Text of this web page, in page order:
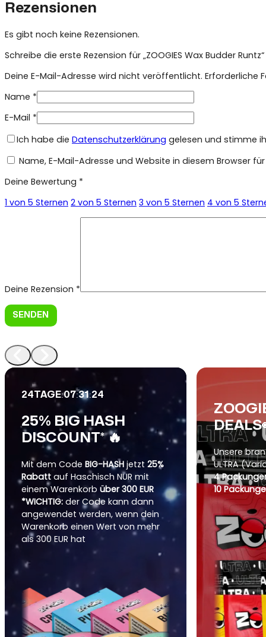
Rezensionen
Es gibt noch keine Rezensionen.
Schreibe die erste Rezension für „ZOOGIES Wax Budder Runtz“
Deine E-Mail-Adresse wird nicht veröffentlicht. Erforderliche
Name *
E-Mail *
Ich habe die Datenschutzerklärung gelesen und stimme
Name, E-Mail-Adresse und Website in diesem Browser
Deine Bewertung *
1 von 5 Sternen 2 von 5 Sternen 3 von 5 Sternen 4 von 5
Deine Rezension *
24TAGE:07:31:22
25% BIG HASH
DISCOUNT* 🔥
Mit dem CodeBIG-HASHjetzt25%
Rabatt auf Haschisch NUR mit
einem Warenkorbüber 300 EUR
*WICHTIG: der Code kann dann
angewendet werden, wenn dein
Warenkorb einen Wert von mehr
als 300 EUR hat
Unsere
ULTRA
4
10